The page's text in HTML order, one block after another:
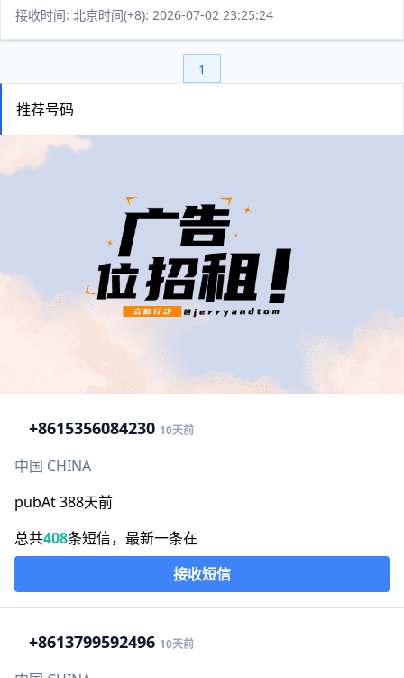
接收时间: 北京时间(+8): 2026-07-02 23:25:24
1
推荐号码
+8615356084230 10天前
中国 CHINA
pubAt 388天前
总共408条短信，最新一条在
接收短信
+8613799592496 10天前